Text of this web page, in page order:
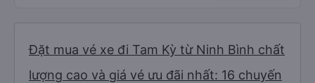
Đặt mua vé xe đi Tam Kỳ từ Ninh Bình chất
lượng cao và giá vé ưu đãi nhất: 16 chuyến